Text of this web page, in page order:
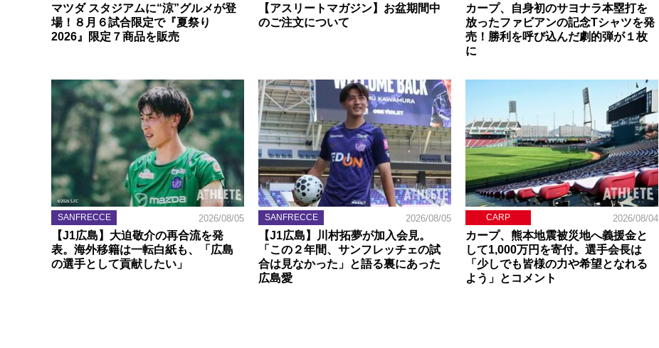
マツダ スタジアムに“涼”グルメが登
場！８月６試合限定で『夏祭り
2026』限定７商品を販売
【アスリートマガジン】お盆期間中
のご注文について
カープ、自身初のサヨナラ本塁打を
放ったファビアンの記念Tシャツを発
売！勝利を呼び込んだ劇的弾が１枚
に
SANFRECCE 2026/08/05
【J1広島】大迫敬介の再合流を発
表。海外移籍は一転白紙も、「広島
の選手として貢献したい」
SANFRECCE 2026/08/05
【J1広島】川村拓夢が加入会見。
「この２年間、サンフレッチェの試
合は見なかった」と語る裏にあった
広島愛
CARP 2026/08/04
カープ、熊本地震被災地へ義援金と
して1,000万円を寄付。選手会長は
「少しでも皆様の力や希望となれる
よう」とコメント